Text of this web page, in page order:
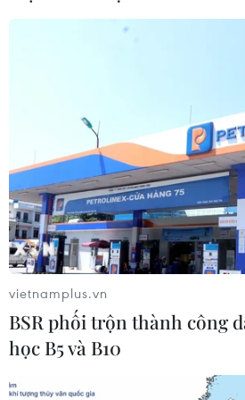
mọi người dân đều có cơ hội
07/08/2026 03:40
Phú Thọ gỡ vướng mắc mặt
đẩy nhanh đầu tư các cụm công
nghiệp
07/08/2026 03:32
Nghị quyết số 80-NQ/TW: Hải
- bản sắc cửa biển và chiều sâu
hóa
vietnamplus.vn
BSR phối trộn thành công
học B5 và B10